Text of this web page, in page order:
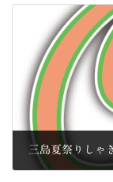
三島夏祭りしゃ